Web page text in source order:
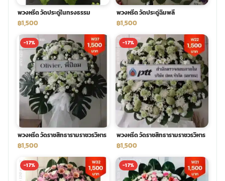
ดอกไม้งานศพ ราคาถูก
จัดดอกไม้งานศพ ราคา
ดอกไม้งานศพ ส่งฟรี
ดอกไม้งานศพ ออนไลน์
พวงดอกไม้งานศพ
tpdecorate ปูพื้น
ร้านพวงหรีด กรุงเทพ ส่งฟรี
พวงหรีด ปากคลองตลาด ราคา
พวงหรีด ส่งด่วน วันนี้
น้าเมรุ กรุงเทพ
พวงหรีด วัดประดู่ในทรงธรรม
฿1,500
พวงหรีด วัดประดู่ฉิมพลี
฿1,500
-17%
พวงหรีด วัดราชสิทธารามราชวรวิหาร
฿1,500
-17%
พวงหรีด วัดราชสิทธารามราชวรวิหาร
฿1,500
-17% -17%